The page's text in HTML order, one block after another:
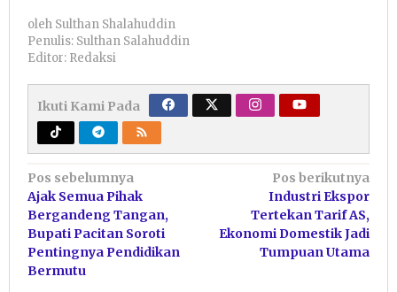
oleh Sulthan Shalahuddin
Penulis: Sulthan Salahuddin
Editor: Redaksi
Ikuti Kami Pada
Navigasi
pos
Pos sebelumnya
Ajak Semua Pihak
Bergandeng Tangan,
Bupati Pacitan Soroti
Pentingnya Pendidikan
Bermutu
Pos berikutnya
Industri Ekspor
Tertekan Tarif AS,
Ekonomi Domestik Jadi
Tumpuan Utama